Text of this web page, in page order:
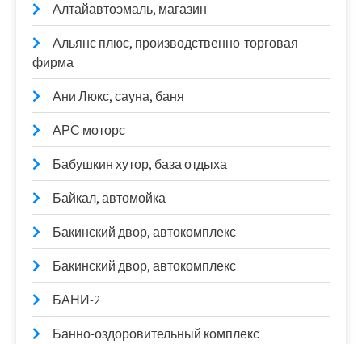
Алтайавтоэмаль, магазин
Альянс плюс, производственно-торговая
фирма
Ани Люкс, сауна, баня
АРС моторс
Бабушкин хутор, база отдыха
Байкал, автомойка
Бакинский двор, автокомплекс
Бакинский двор, автокомплекс
БАНИ-2
Банно-оздоровительный комплекс